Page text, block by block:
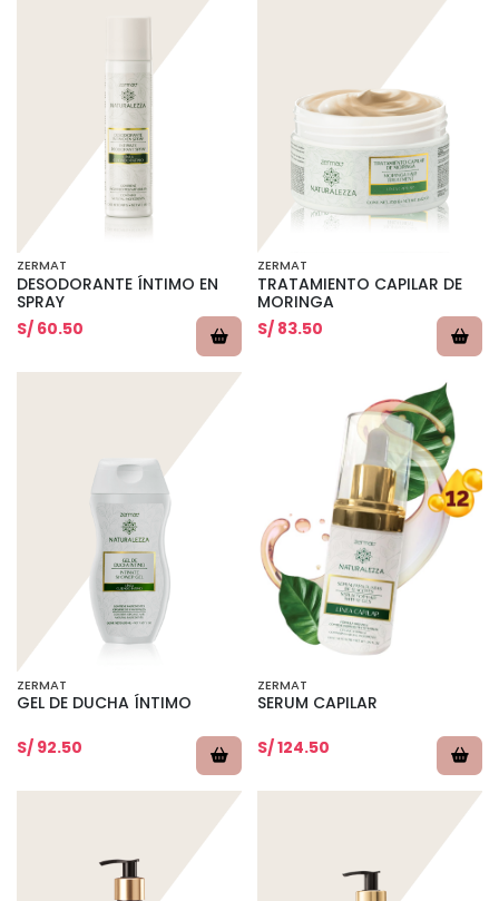
ZERMAT
DESODORANTE ÍNTIMO EN
SPRAY
S/ 60.50
ZERMAT
TRATAMIENTO CAPILAR DE
MORINGA
S/ 83.50
ZERMAT
GEL DE DUCHA ÍNTIMO
S/ 92.50
ZERMAT
SERUM CAPILAR
S/ 124.50